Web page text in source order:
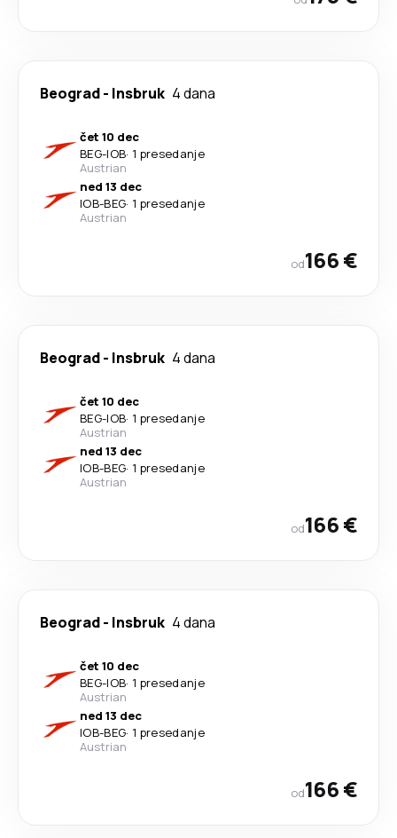
Beograd- Insbruk 4 dana
čet 10 dec
BEG-IOB· 1 presedanje
Austrian
ned 13 dec
IOB-BEG· 1 presedanje
Austrian
od166 €
Beograd- Insbruk 4 dana
čet 10 dec
BEG-IOB· 1 presedanje
Austrian
ned 13 dec
IOB-BEG· 1 presedanje
Austrian
od166 €
Beograd- Insbruk 4 dana
čet 10 dec
BEG-IOB· 1 presedanje
Austrian
ned 13 dec
IOB-BEG· 1 presedanje
Austrian
od166 €